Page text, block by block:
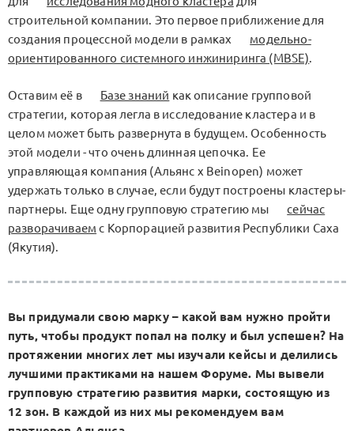
строительной компании. Это первое приближение для
создания процессной модели в рамках
модельно-
ориентированного системного инжиниринга (MBSE).
Оставим её в Базе знаний как описание групповой
стратегии, которая легла в исследование кластера и в
целом может быть развернута в будущем. Особенность
этой модели - что очень длинная цепочка. Ее
управляющая компания (Альянс x Beinopen) может
удержать только в случае, если будут построены кластеры-
партнеры. Еще одну групповую стратегию мы
сейчас
разворачиваем с Корпорацией развития Республики Саха
(Якутия).
Вы придумали свою марку – какой вам нужно пройти
путь, чтобы продукт попал на полку и был успешен? На
протяжении многих лет мы изучали кейсы и делились
лучшими практиками на нашем Форуме. Мы вывели
групповую стратегию развития марки, состоящую из
12 зон. В каждой из них мы рекомендуем вам